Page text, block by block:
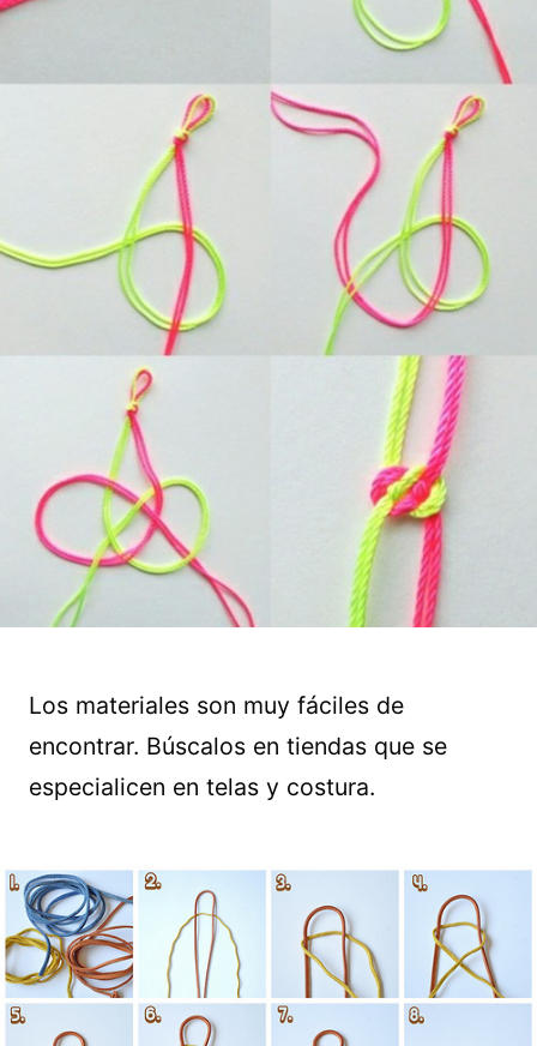
Los materiales son muy fáciles de
encontrar. Búscalos en tiendas que se
especialicen en telas y costura.